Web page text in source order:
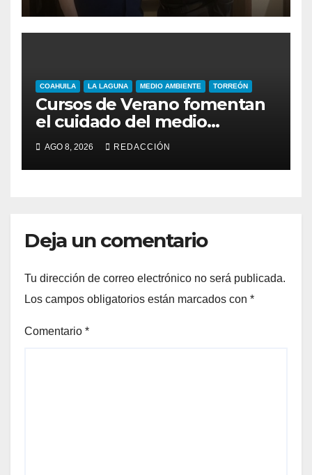
COAHUILA LA LAGUNA MEDIO AMBIENTE TORREÓN
Cursos de Verano fomentan
el cuidado del medio
ambiente entre niñas y niños
de Torreón
AGO 8, 2026 REDACCIÓN
Deja un comentario
Tu dirección de correo electrónico no será publicada.
Los campos obligatorios están marcados con *
Comentario *